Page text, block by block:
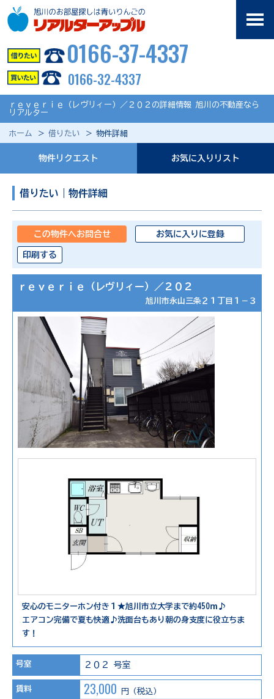
0166-37-4337
0166-32-4337
ｒｅｖｅｒｉｅ（レヴリィー）／２０２の詳細情報 旭川の不動産なら
リアルター
ホーム 借りたい 物件詳細
物件リクエスト お気に入りリスト
借りたい｜物件詳細
この物件へお問合せ お気に入りに登録
印刷する
ｒｅｖｅｒｉｅ（レヴリィー）／２０２
旭川市永山三条２１丁目１－３
安心のモニターホン付き１★旭川市立大学まで約450ｍ♪
エアコン完備で夏も快適♪洗面台もあり朝の身支度に役立ちま
す！
号室 ２０２ 号室
賃料 23,000 円（税込）